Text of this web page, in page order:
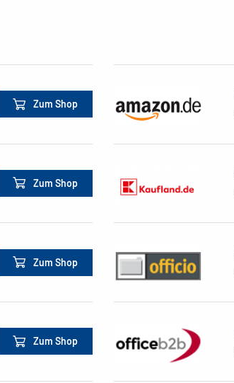
Zum Shop
Zum Shop
Zum Shop
Zum Shop